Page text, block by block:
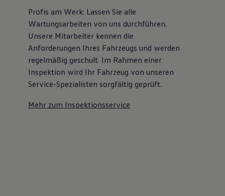
Profis am Werk: Lassen Sie alle
Wartungsarbeiten von uns durchführen.
Unsere Mitarbeiter kennen die
Anforderungen Ihres Fahrzeugs und werden
regelmäßig geschult. Im Rahmen einer
Inspektion wird Ihr Fahrzeug von unseren
Service-Spezialisten sorgfältig geprüft.
Mehr zum Inspektionsservice